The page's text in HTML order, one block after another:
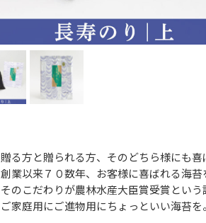
贈る方と贈られる方、そのどちら様にも
創業以来７０数年、お客様に喜ばれる海
そのこだわりが農林水産大臣賞受賞という
ご家庭用にご進物用にちょっといい海苔を。